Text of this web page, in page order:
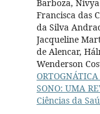
Barboza,
Francisca das
da Silva
Jacqueline
de Alencar,
Wenderson
SONO: UMA
Ciências da